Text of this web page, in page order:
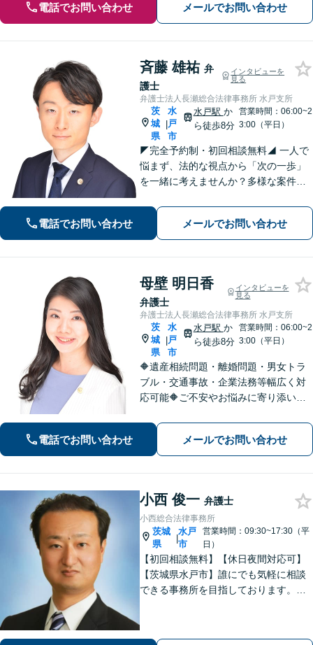
電話でお問い合わせ メールでお問い合わせ
斉藤 雄祐 弁
護士
インタビューを
見る
弁護士法人長瀬総合法律事務所 水戸支所
茨
城
県
|
水
戸
市
水戸駅 か
ら徒歩8分
営業時間：06:00~2
3:00（平日）
◤完全予約制・初回相談無料◢ 一人で
悩まず、法的な視点から「次の一歩」
を一緒に考えませんか？多様な案件に
合う解決策をご提案します。まずは安
心して現状をお聞かせください。【離
婚・不倫｜交通事故｜相続｜刑事｜企
業法務】
電話でお問い合わせ メールでお問い合わせ
母壁 明日香
弁護士
インタビューを
見る
弁護士法人長瀬総合法律事務所 水戸支所
茨
城
県
|
水
戸
市
水戸駅 か
ら徒歩8分
営業時間：06:00~2
3:00（平日）
🔶遺産相続問題・離婚問題・男女トラ
ブル・交通事故・企業法務等幅広く対
応可能🔶ご不安やお悩みに寄り添い、
お迎えいたします。法律問題は、おひ
とりで悩まずに、お気軽にお問い合わ
せいただき、まずは弁護士へご相談く
ださい。
電話でお問い合わせ メールでお問い合わせ
小西 俊一 弁護士
小西総合法律事務所
茨城
県
|
水戸
市
営業時間：09:30~17:30（平
日）
【初回相談無料】【休日夜間対応可】
【茨城県水戸市】誰にでも気軽に相談
できる事務所を目指しております。依